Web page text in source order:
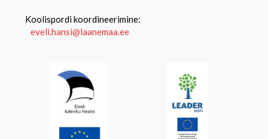
Koolispordi koordineerimine:
eveli.hansi@laanemaa.ee